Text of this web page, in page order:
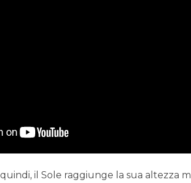
il Sole raggiunge la sua altezza